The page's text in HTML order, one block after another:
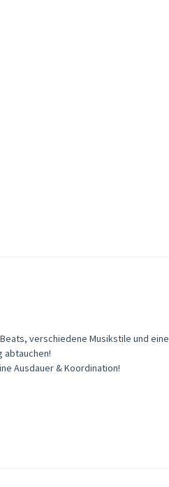
verschiedene Musikstile und eine
abtauchen!
Ausdauer & Koordination!